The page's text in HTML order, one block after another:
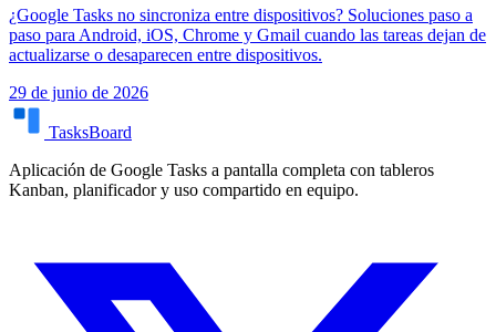
¿Google Tasks no sincroniza entre dispositivos? Soluciones paso a
paso para Android, iOS, Chrome y Gmail cuando las tareas dejan de
actualizarse o desaparecen entre dispositivos.
29 de junio de 2026
TasksBoard
Aplicación de Google Tasks a pantalla completa con tableros
Kanban, planificador y uso compartido en equipo.